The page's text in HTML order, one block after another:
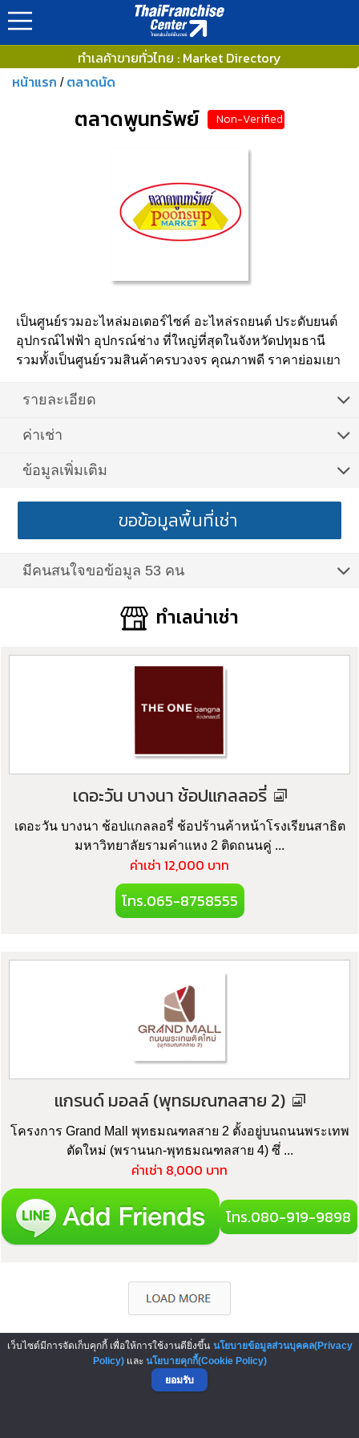
ทำเลค้าขายทั่วไทย : Market Directory
หน้าแรก / ตลาดนัด
ตลาดพูนทรัพย์ Non-Verified
เป็นศูนย์รวมอะไหล่มอเตอร์ไซค์ อะไหล่รถยนต์ ประดับยนต์
อุปกรณ์ไฟฟ้า อุปกรณ์ช่าง ที่ใหญ่ที่สุดในจังหวัดปทุมธานี
รวมทั้งเป็นศูนย์รวมสินค้าครบวงจร คุณภาพดี ราคาย่อมเยา
รายละเอียด
ค่าเช่า
ข้อมูลเพิ่มเติม
ขอข้อมูลพื้นที่เช่า
มีคนสนใจขอข้อมูล 53 คน
ทำเลน่าเช่า
เดอะวัน บางนา ช้อปแกลลอรี่
เดอะวัน บางนา ช้อปแกลลอรี่ ช้อปร้านค้าหน้าโรงเรียนสาธิต
มหาวิทยาลัยรามคำแหง 2 ติดถนนคู่ ...
ค่าเช่า 12,000 บาท
โทร.065-8758555
แกรนด์ มอลล์ (พุทธมณฑลสาย 2)
โครงการ Grand Mall พุทธมณฑลสาย 2 ตั้งอยู่บนถนนพระเทพ
ตัดใหม่ (พรานนก-พุทธมณฑลสาย 4) ซึ่ ...
ค่าเช่า 8,000 บาท
โทร.080-919-9898
▲ GO TO TOP
เว็บไซต์มีการจัดเก็บคุกกี้ เพื่อให้การใช้งานดียิ่งขึ้น นโยบายข้อมูลส่วนบุคคล(Privacy
Policy)และ นโยบายคุกกี้(Cookie Policy)
ยอมรับ